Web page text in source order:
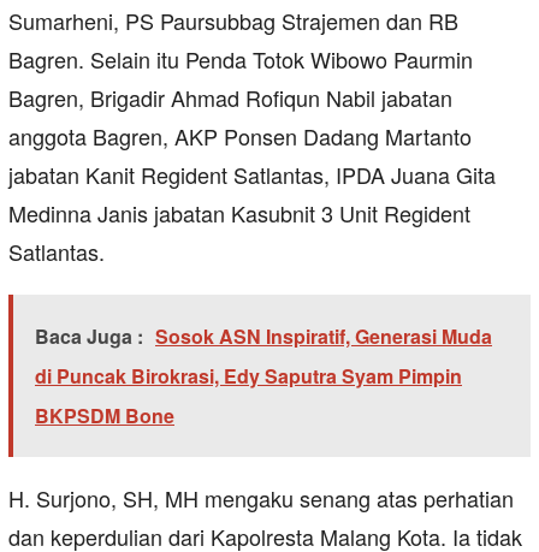
Sumarheni, PS Paursubbag Strajemen dan RB
Bagren. Selain itu Penda Totok Wibowo Paurmin
Bagren, Brigadir Ahmad Rofiqun Nabil jabatan
anggota Bagren, AKP Ponsen Dadang Martanto
jabatan Kanit Regident Satlantas, IPDA Juana Gita
Medinna Janis jabatan Kasubnit 3 Unit Regident
Satlantas.
Baca Juga : Sosok ASN Inspiratif, Generasi Muda
di Puncak Birokrasi, Edy Saputra Syam Pimpin
BKPSDM Bone
H. Surjono, SH, MH mengaku senang atas perhatian
dan keperdulian dari Kapolresta Malang Kota. Ia tidak